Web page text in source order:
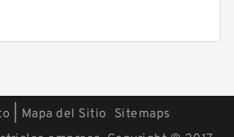
Mapa del Sitio
Sitemaps